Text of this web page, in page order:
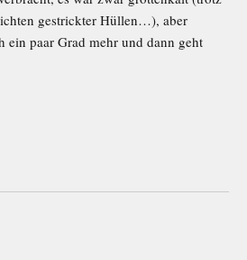
gestrickter Hüllen…), aber
ein paar Grad mehr und dann geht